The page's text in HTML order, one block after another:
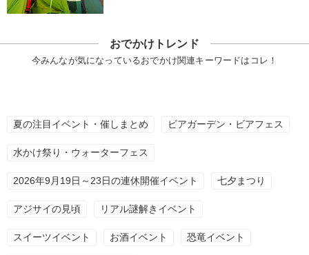
おでかけトレンド
今みんなが気になっているおでかけ関連キーワードはコレ！
夏の注目イベント・催しまとめ ビアガーデン・ビアフェス
水かけ祭り・ウォーターフェス
2026年9月19日～23日の連休開催イベント 七夕まつり
アジサイの見頃 リアル謎解きイベント
スイーツイベント お酒イベント 恐竜イベント